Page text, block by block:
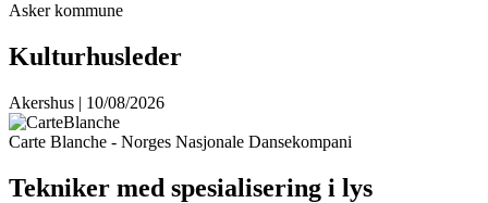
Asker kommune
Kulturhusleder
Akershus | 10/08/2026
Carte Blanche - Norges Nasjonale Dansekompani
Tekniker med spesialisering i lys